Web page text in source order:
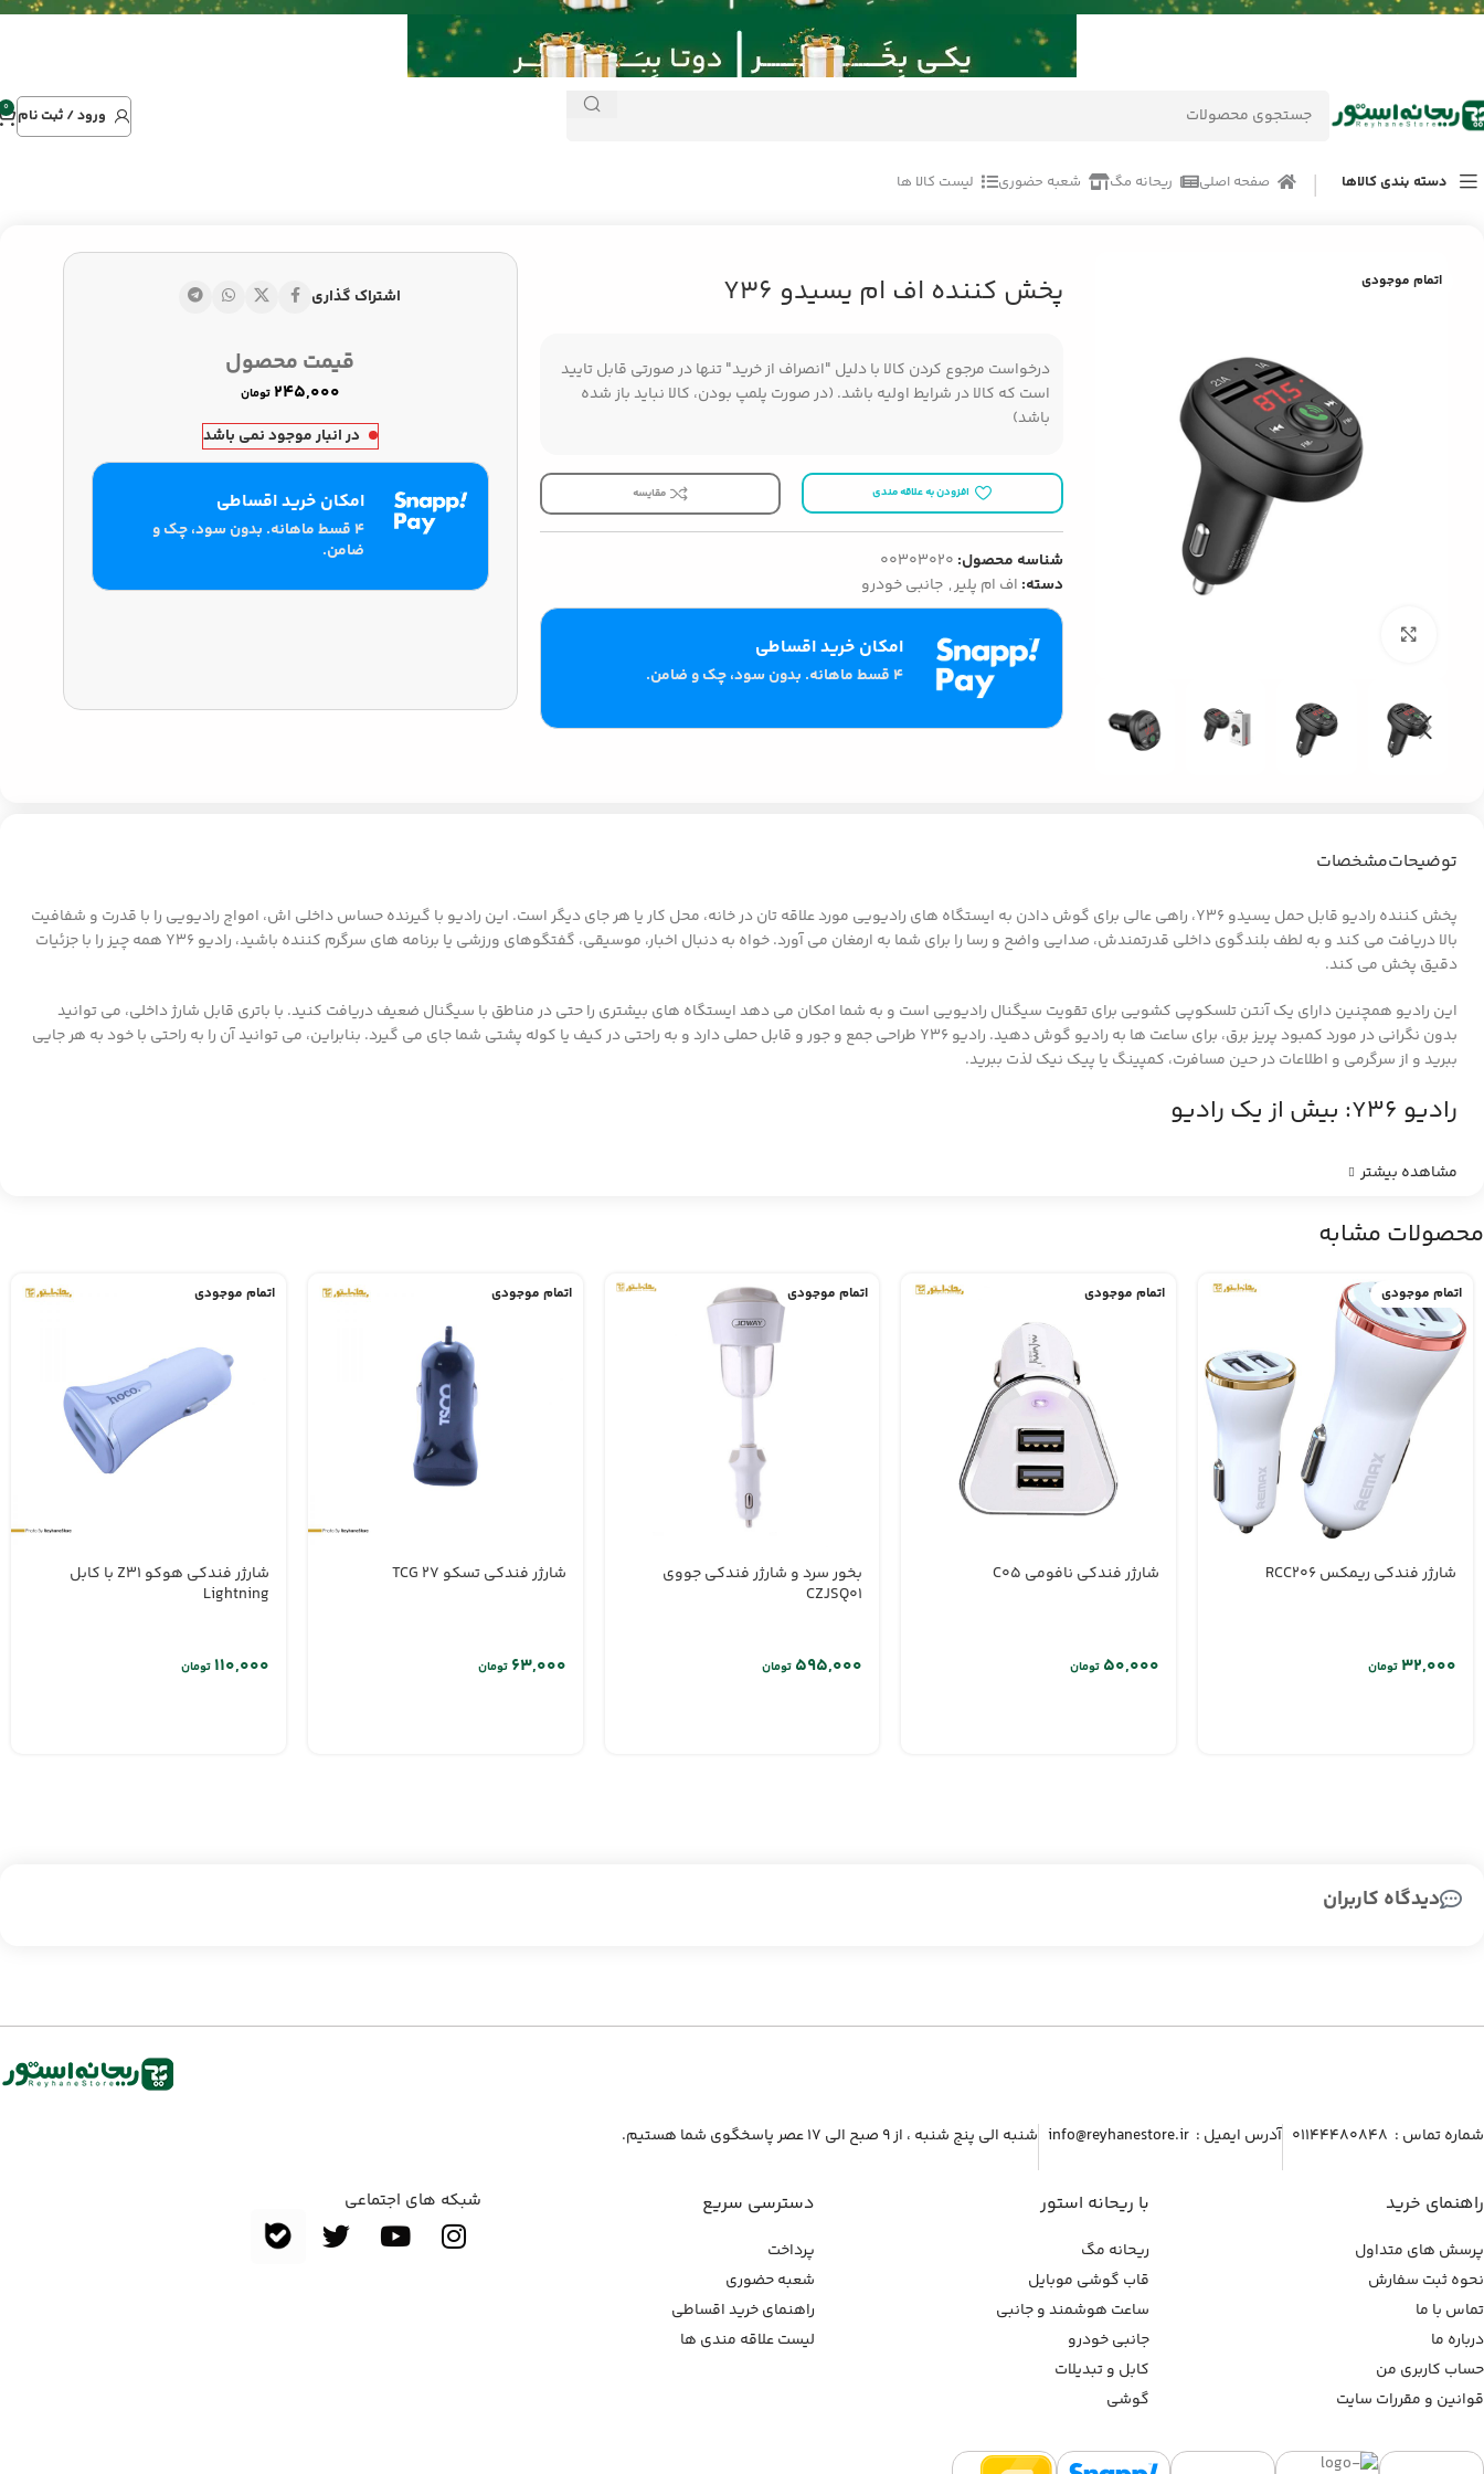
ورود / ثبت نام 0
دسته بندی کالاها صفحه اصلی ریحانه مگ شعبه حضوری لیست کالا ها
جانبی خودرو
اتمام موجودی پخش کننده اف ام یسیدو Y36
درخواست مرجوع کردن کالا با دلیل "انصراف از خرید" تنها در صورتی قابل تایید
است که کالا در شرایط اولیه باشد. (در صورت پلمپ بودن، کالا نباید باز شده
باشد)
افزودن به علاقه مندی مقایسه
شناسه محصول: 00303020
دسته: اف ام پلیر, جانبی خودرو
امکان خرید اقساطی
۴ قسط ماهانه. بدون سود، چک و ضامن.
اشتراک گذاری
قیمت محصول
تومان
در انبار موجود نمی باشد
امکان خرید اقساطی
۴ قسط ماهانه. بدون سود، چک و
ضامن.
توضیحاتمشخصات
پخش کننده رادیو قابل حمل یسیدو Y36، راهی عالی برای گوش دادن به ایستگاه های رادیویی مورد علاقه تان در خانه، محل کار یا هر جای دیگر است. این رادیو با گیرنده حساس داخلی اش، امواج رادیویی را با قدرت و شفافیت
بالا دریافت می کند و به لطف بلندگوی داخلی قدرتمندش، صدایی واضح و رسا را برای شما به ارمغان می آورد. خواه به دنبال اخبار، موسیقی، گفتگوهای ورزشی یا برنامه های سرگرم کننده باشید، رادیو Y36 همه چیز را با جزئیات
دقیق پخش می کند.
این رادیو همچنین دارای یک آنتن تلسکوپی کشویی برای تقویت سیگنال رادیویی است و به شما امکان می دهد ایستگاه های بیشتری را حتی در مناطق با سیگنال ضعیف دریافت کنید. با باتری قابل شارژ داخلی، می توانید
بدون نگرانی در مورد کمبود پریز برق، برای ساعت ها به رادیو گوش دهید. رادیو Y36 طراحی جمع و جور و قابل حملی دارد و به راحتی در کیف یا کوله پشتی شما جای می گیرد. بنابراین، می توانید آن را به راحتی با خود به هر جایی
ببرید و از سرگرمی و اطلاعات در حین مسافرت، کمپینگ یا پیک نیک لذت ببرید.
رادیو Y36: بیش از یک رادیو
مشاهده بیشتر
محصولات مشابه
اتمام موجودی
شارژر فندکی ریمکس RCC206
تومان
اتمام موجودی
شارژر فندکی نافومی C05
تومان
اتمام موجودی
بخور سرد و شارژر فندکی جووی
CZJSQ01
تومان
اتمام موجودی
شارژر فندکی تسکو TCG 27
تومان
اتمام موجودی
شارژر فندکی هوکو Z31 با کابل
Lightning
تومان
دیدگاه کاربران
شماره تماس :‌ ۰۱۱۴۴۴۸۰۸۴۸ آدرس ایمیل :‌ info@reyhanestore.ir شنبه الی پنج شنبه ، از ۹ صبح الی ۱۷ عصر پاسخگوی شما هستیم.
راهنمای خرید
پرسش های متداول
نحوه ثبت سفارش
تماس با ما
درباره ما
حساب کاربری من
قوانین و مقررات سایت
با ریحانه استور
ریحانه مگ
قاب گوشی موبایل
ساعت هوشمند و جانبی
جانبی خودرو
کابل و تبدیلات
گوشی
دسترسی سریع
پرداخت
شعبه حضوری
راهنمای خرید اقساطی
لیست علاقه مندی ها
شبکه های اجتماعی